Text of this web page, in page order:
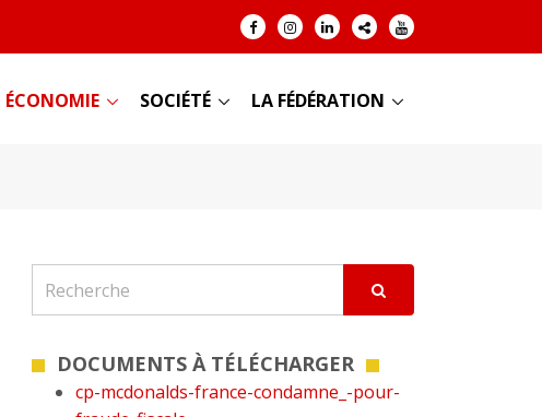
ÉCONOMIE SOCIÉTÉ LA FÉDÉRATION
DOCUMENTS À TÉLÉCHARGER
cp-mcdonalds-france-condamne_-pour-